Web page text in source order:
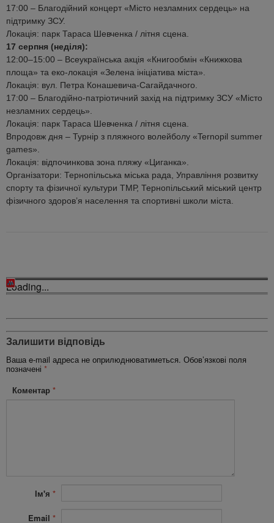
17:00 – Благодійний концерт «Місто незламних сердець» на
підтримку ЗСУ.
Локація: парк Тараса Шевченка / літня сцена.
17 серпня (неділя):
12:00–15:00 – Всеукраїнська акція «Книгообмін «Книжкова
площа» та еко-локація «Зелена ініціатива міста».
Локація: вул. Петра Конашевича-Сагайдачного.
17:00 – Благодійно-патріотичний захід на підтримку ЗСУ «Місто
незламних сердець».
Локація: парк Тараса Шевченка / літня сцена.
Впродовж дня – Турнір з пляжного волейболу «Ternopil summer
games».
Локація: відпочинкова зона пляжу «Циганка».
Організатори: Тернопільська міська рада, Управління розвитку
спорту та фізичної культури ТМР, Тернопільський міський центр
фізичного здоров’я населення та спортивні школи міста.
Loading...
Залишити відповідь
Ваша e-mail адреса не оприлюднюватиметься. Обов’язкові поля
позначені *
Коментар *
Ім'я *
Email *